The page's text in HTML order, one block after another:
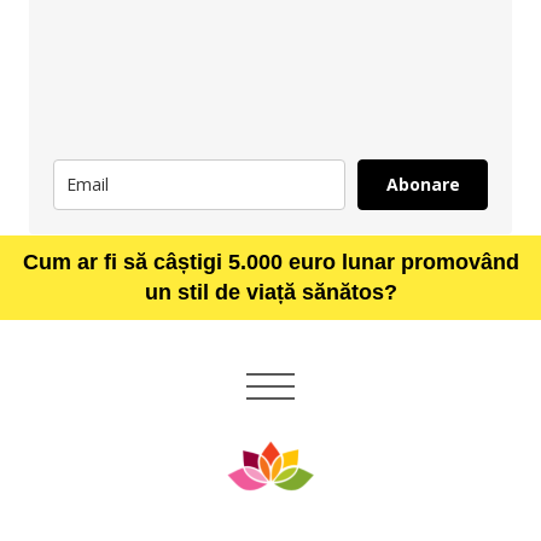
Abonare
Cum ar fi să câștigi 5.000 euro lunar promovând
un stil de viață sănătos?